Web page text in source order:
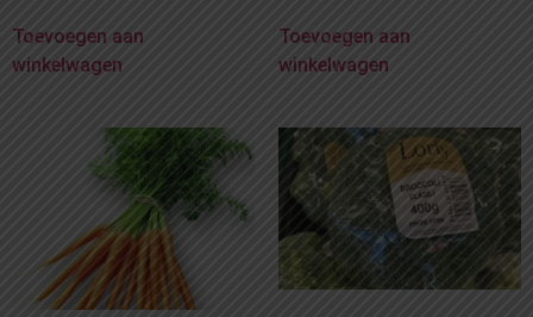
Toevoegen aan
winkelwagen
Toevoegen aan
winkelwagen